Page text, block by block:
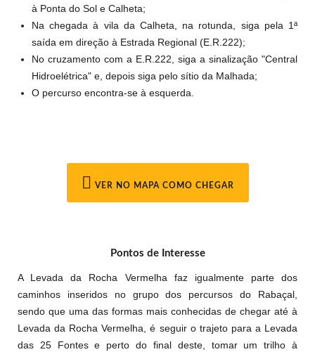
à Ponta do Sol e Calheta;
Na chegada à vila da Calheta, na rotunda, siga pela 1ª
saída em direção à Estrada Regional (E.R.222);
No cruzamento com a E.R.222, siga a sinalização "Central
Hidroelétrica" e, depois siga pelo sítio da Malhada;
O percurso encontra-se à esquerda.
VER NO MAPA COMO CHEGAR
Pontos de Interesse
A Levada da Rocha Vermelha faz igualmente parte dos
caminhos inseridos no grupo dos percursos do Rabaçal,
sendo que uma das formas mais conhecidas de chegar até à
Levada da Rocha Vermelha, é seguir o trajeto para a Levada
das 25 Fontes e perto do final deste, tomar um trilho à